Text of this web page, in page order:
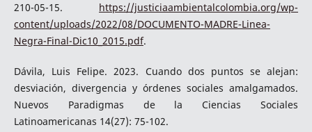
210-05-15. https://justiciaambientalcolombia.org/wp-
content/uploads/2022/08/DOCUMENTO-MADRE-Linea-
Negra-Final-Dic10_2015.pdf.
Dávila, Luis Felipe. 2023. Cuando dos puntos se alejan:
desviación, divergencia y órdenes sociales amalgamados.
Nuevos Paradigmas de la Ciencias Sociales
Latinoamericanas 14(27): 75-102.